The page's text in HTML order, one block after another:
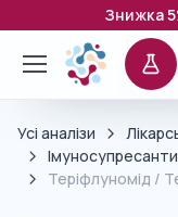
Знижка
Усі аналізи
Теріфлуномід /